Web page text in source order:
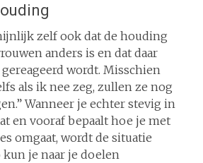
zelf ook dat de houding
anders is en dat daar
wordt. Misschien
als ik nee zeg, zullen ze nog
Wanneer je echter stevig in
en vooraf bepaalt hoe je met
omgaat, wordt de situatie
kun je naar je doelen